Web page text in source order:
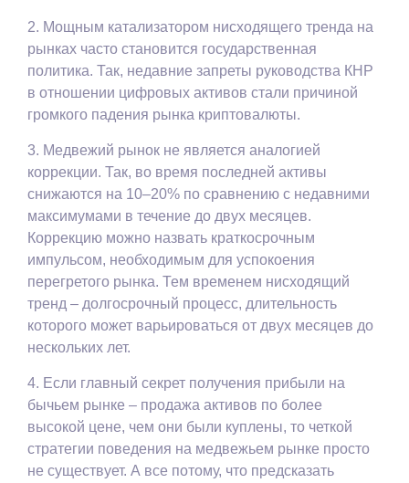
2. Мощным катализатором нисходящего тренда на
рынках часто становится государственная
политика. Так, недавние запреты руководства КНР
в отношении цифровых активов стали причиной
громкого падения рынка криптовалюты.
3. Медвежий рынок не является аналогией
коррекции. Так, во время последней активы
снижаются на 10–20% по сравнению с недавними
максимумами в течение до двух месяцев.
Коррекцию можно назвать краткосрочным
импульсом, необходимым для успокоения
перегретого рынка. Тем временем нисходящий
тренд – долгосрочный процесс, длительность
которого может варьироваться от двух месяцев до
нескольких лет.
4. Если главный секрет получения прибыли на
бычьем рынке – продажа активов по более
высокой цене, чем они были куплены, то четкой
стратегии поведения на медвежьем рынке просто
не существует. А все потому, что предсказать